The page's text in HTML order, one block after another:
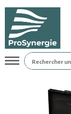
Navigation